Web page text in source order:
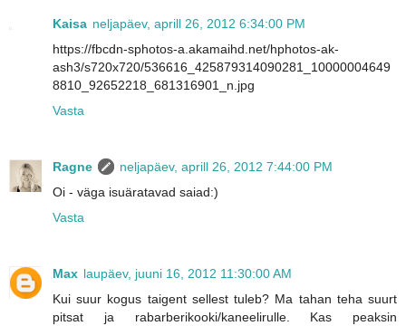
Kaisa neljapäev, aprill 26, 2012 6:34:00 PM
https://fbcdn-sphotos-a.akamaihd.net/hphotos-ak-
ash3/s720x720/536616_425879314090281_10000004649
8810_92652218_681316901_n.jpg
Vasta
Ragne
neljapäev, aprill 26, 2012 7:44:00 PM
Oi - väga isuäratavad saiad:)
Vasta
Max laupäev, juuni 16, 2012 11:30:00 AM
Kui suur kogus taigent sellest tuleb? Ma tahan teha suurt
pitsat ja rabarberikooki/kaneelirulle. Kas peaksin